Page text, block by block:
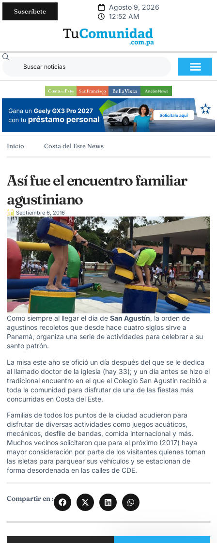
Suscríbete
Agosto 9, 2026
12:52 AM
Inicio Costa del Este News
Así fue el encuentro familiar
agustiniano
Septiembre 6, 2016
Como siempre al llegar el día de San Agustín, la orden de
agustinos recoletos que desde hace cuatro siglos sirve a
Panamá, organiza una serie de actividades para celebrar a su
santo patrón.
La misa este año se ofició un día después del que se le dedica
al llamado doctor de la iglesia (hay 33); y un día antes se hizo el
tradicional encuentro en el que el Colegio San Agustín recibió a
toda la comunidad para disfrutar de una de las fiestas más
concurridas en Costa del Este.
Familias de todos los puntos de la ciudad acudieron para
disfrutar de diversas actividades como juegos acuáticos,
mecánicos, desfile de bandas, comida internacional y más.
Muchos vecinos solicitaron que para el próximo (2017) haya
mayor consideración por parte de los visitantes quienes toman
las isletas para parquear sus vehículos y se estacionan de
forma desordenada en las calles de CDE.
Compartir en :